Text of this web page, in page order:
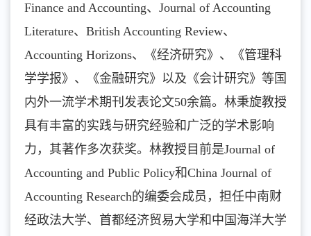
Finance and Accounting、Journal of Accounting
Literature、British Accounting Review、
Accounting Horizons、《经济研究》、《管理科
学学报》、《金融研究》以及《会计研究》等国
内外一流学术期刊发表论文50余篇。林秉旋教授
具有丰富的实践与研究经验和广泛的学术影响
力，其著作多次获奖。林教授目前是Journal of
Accounting and Public Policy和China Journal of
Accounting Research的编委会成员，担任中南财
经政法大学、首都经济贸易大学和中国海洋大学